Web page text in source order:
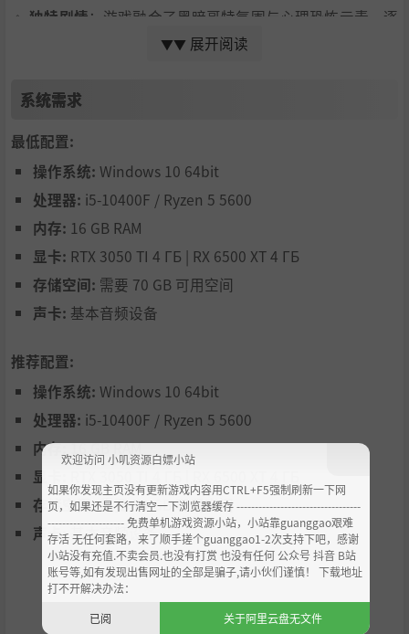
🔸 独特剧情：游戏融合了黑暗哥特氛围与心理恐怖元素，逐
步揭示主角命运背后的残酷真相。
🔸硬核战斗
战斗，Boss们象征着主角内心的恐惧与罪责。
谜团、背景故事与恐怖气氛。
🔸
次世代画面：哥特式世界拥有惊人的细节与写实风格，营
造出无望与悲怆的深沉氛围。
▼▼ 展开阅读
系统需求
最低配置:
操作系统: Windows 10 64bit
处理器: i5-10400F / Ryzen 5 5600
内存: 16 GB RAM
显卡: RTX 3050 TI 4 ГБ | RX 6500 XT 4 ГБ
存储空间: 需要 70 GB 可用空间
声卡: 基本音频设备
推荐配置:
操作系统: Windows 10 64bit
处理器: i5-10400F / Ryzen 5 5600
内存:16 GB RAM
显卡:
存储空间:需要 70 GB 可用空间
声卡:基本音频设备
欢迎访问 小叽资源白嫖小站
如果你发现主页没有更新游戏内容用CTRL+F5强制刷新一下网
页，如果还是不行清空一下浏览器缓存 ----------------------------------
--------------------- 免费单机游戏资源小站，小站靠guanggao艰难
存活 无任何套路，来了顺手搓个guanggao1-2次支持下吧，感谢
小站没有充值.不卖会员.也没有打赏 也没有任何 公众号 抖音 B站
账号等,如有发现出售网址的全部是骗子,请小伙们谨慎！ 下载地址
打不开解决办法：
已阅
关于阿里云盘无文件